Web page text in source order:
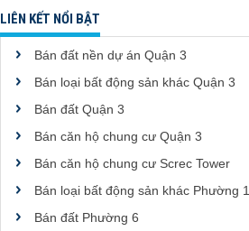
LIÊN KẾT NỔI BẬT
Bán đất nền dự án Quận 3
Bán loại bất động sản khác Quận 3
Bán đất Quận 3
Bán căn hộ chung cư Quận 3
Bán căn hộ chung cư Screc Tower
Bán loại bất động sản khác Phường 1
Bán đất Phường 6